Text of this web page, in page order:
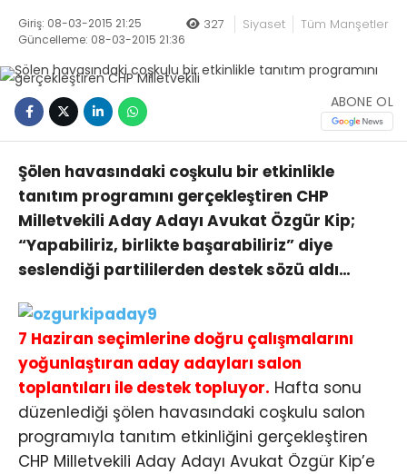
Giriş: 08-03-2015 21:25
Güncelleme: 08-03-2015 21:36
327 Siyaset Tüm Manşetler
ABONE OL
Şölen havasındaki coşkulu bir etkinlikle
tanıtım programını gerçekleştiren CHP
Milletvekili Aday Adayı Avukat Özgür Kip;
“Yapabiliriz, birlikte başarabiliriz” diye
seslendiği partililerden destek sözü aldı…
7 Haziran seçimlerine doğru çalışmalarını
yoğunlaştıran aday adayları salon
toplantıları ile destek topluyor. Hafta sonu
düzenlediği şölen havasındaki coşkulu salon
programıyla tanıtım etkinliğini gerçekleştiren
CHP Milletvekili Aday Adayı Avukat Özgür Kip’e